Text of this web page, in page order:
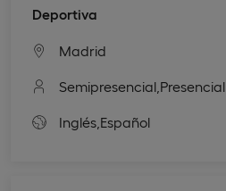
Deportiva
Madrid
Semipresencial, Presencial
Inglés, Español